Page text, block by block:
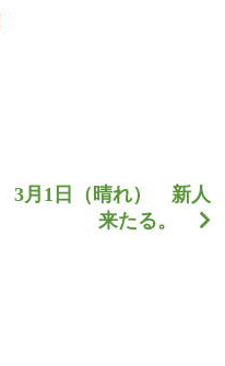
3月1日（晴れ） 新人
来たる。